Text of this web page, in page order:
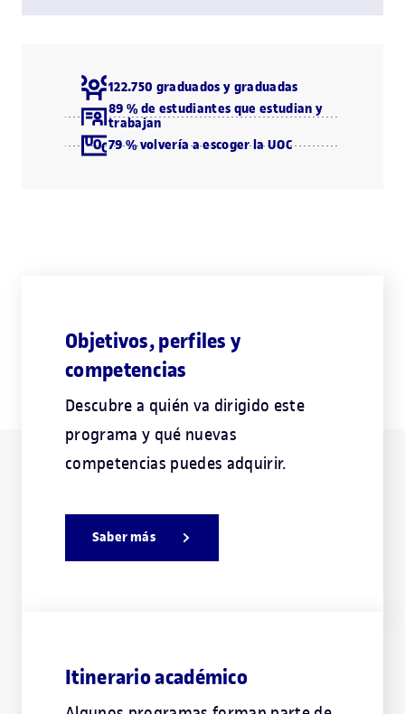
122.750 graduados y graduadas
89 % de estudiantes que estudian y
trabajan
79 % volvería a escoger la UOC
Objetivos, perfiles y
competencias
Descubre a quién va dirigido este
programa y qué nuevas
competencias puedes adquirir.
Saber más
Itinerario académico